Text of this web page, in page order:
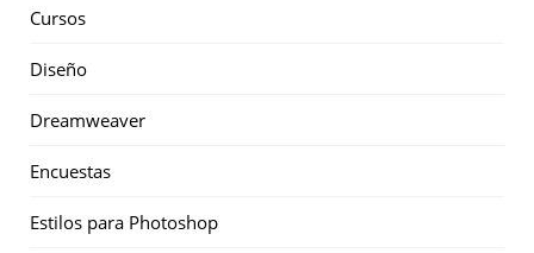
Cursos
Diseño
Dreamweaver
Encuestas
Estilos para Photoshop